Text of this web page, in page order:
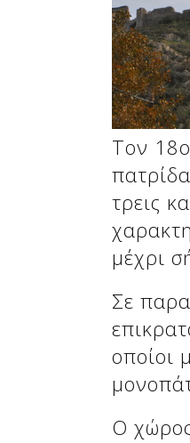
Δείτε
Δείτε μας:
Δείτε
Τον
τρεις
μέχρι
Σε
οποίοι
Ο